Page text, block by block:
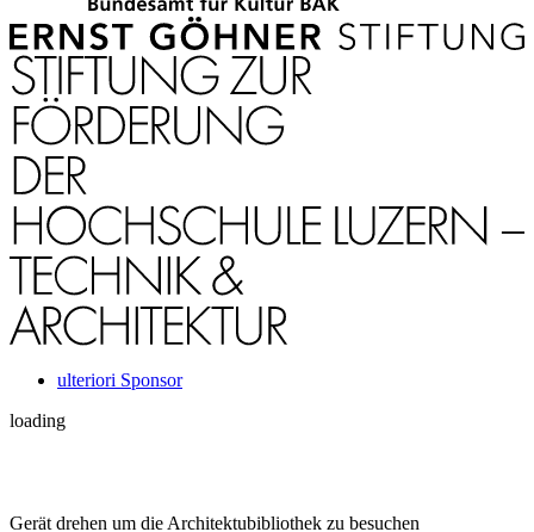
ulteriori Sponsor
loading
Gerät drehen um die Architektubibliothek zu besuchen